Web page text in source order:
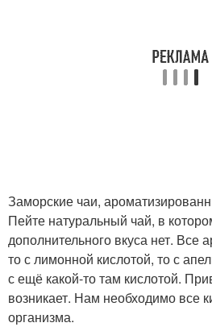
Заморские чаи,
Пейте натуральный чай, в
дополнительного вкуса нет. Все
то с лимонной кислотой, то с
с ещё какой-то там кислотой.
возникает. Нам необходимо все
организма.